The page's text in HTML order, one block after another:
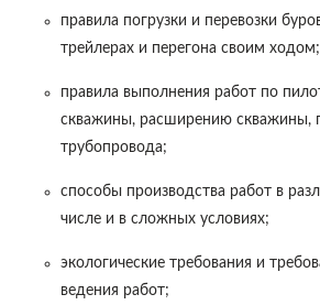
правила погрузки и перевозки
трейлерах и перегона своим ходом;
правила выполнения работ по
скважины, расширению скважины,
трубопровода;
способы производства работ в
числе и в сложных условиях;
экологические требования и
ведения работ;